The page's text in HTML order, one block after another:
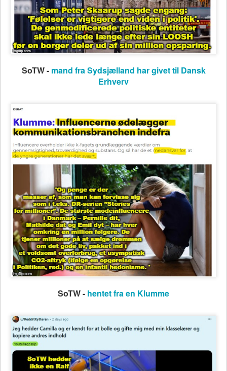
SoTW -mand fra Sydsjælland har givet til Dansk
Erhverv
SoTW - hentet fra en Klumme